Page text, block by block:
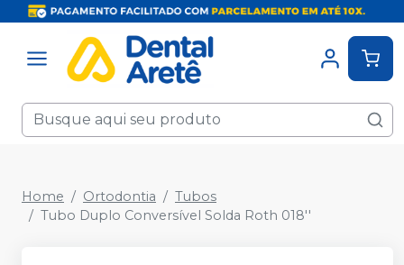
Home Ortodontia
Tubos
Tubo Duplo Conversível Solda Roth 018''